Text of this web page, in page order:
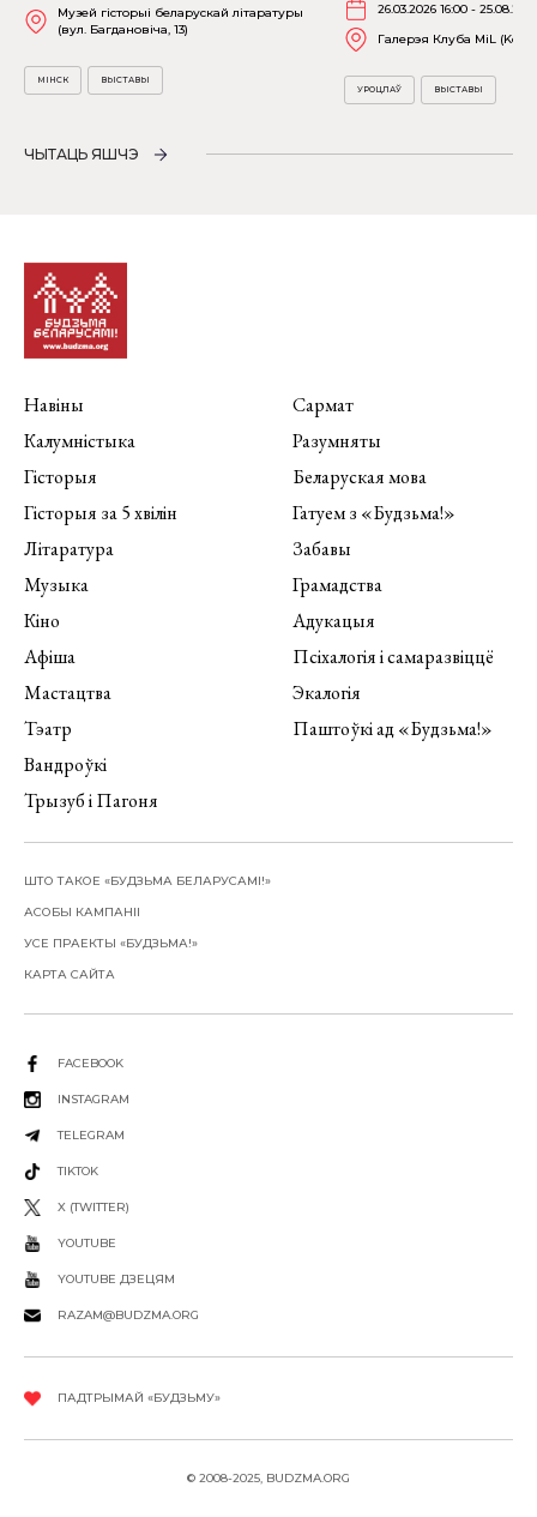
Музей гісторыі беларускай літаратуры
(вул. Багдановіча, 13)
МІНСК ВЫСТАВЫ
26.03.2026 16:00 -
Галерэя Клуба MiL
УРОЦЛАЎ ВЫСТАВЫ
ЧЫТАЦЬ ЯШЧЭ
Навіны
Калумністыка
Гісторыя
Гісторыя за 5 хвілін
Літаратура
Музыка
Кіно
Афіша
Мастацтва
Тэатр
Вандроўкі
Трызуб і Пагоня
Сармат
Разумняты
Беларуская мова
Гатуем з «Будзьма!»
Забавы
Грамадства
Адукацыя
Псіхалогія і самаразвіццё
Экалогія
Паштоўкі ад «Будзьма!»
ШТО ТАКОЕ «БУДЗЬМА БЕЛАРУСАМІ!»
АСОБЫ КАМПАНІІ
УСЕ ПРАЕКТЫ «БУДЗЬМА!»
КАРТА САЙТА
FACEBOOK
INSTAGRAM
TELEGRAM
TIKTOK
X (TWITTER)
YOUTUBE
YOUTUBE ДЗЕЦЯМ
RAZAM@BUDZMA.ORG
ПАДТРЫМАЙ «БУДЗЬМУ»
© 2008-2025, BUDZMA.ORG